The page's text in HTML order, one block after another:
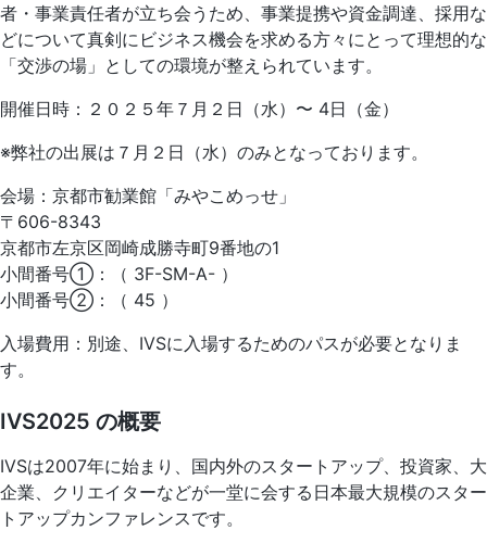
者・事業責任者が立ち会うため、事業提携や資金調達、採用な
どについて真剣にビジネス機会を求める方々にとって理想的な
「交渉の場」としての環境が整えられています。
開催日時：２０２５年７月２日（水）〜 4日（金）
※弊社の出展は７月２日（水）のみとなっております。
会場：京都市勧業館「みやこめっせ」
〒606-8343
京都市左京区岡崎成勝寺町9番地の1
小間番号①：（ 3F-SM-A- ）
小間番号②：（ 45 ）
入場費用：別途、IVSに入場するためのパスが必要となりま
す。
IVS2025 の概要
IVSは2007年に始まり、国内外のスタートアップ、投資家、大
企業、クリエイターなどが一堂に会する日本最大規模のスター
トアップカンファレンスです。